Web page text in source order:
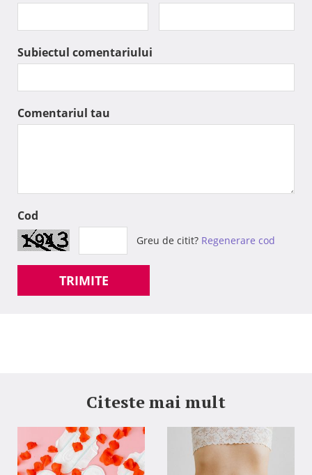
Subiectul comentariului
Comentariul tau
Cod
Greu de citit? Regenerare cod
TRIMITE
Citeste mai mult